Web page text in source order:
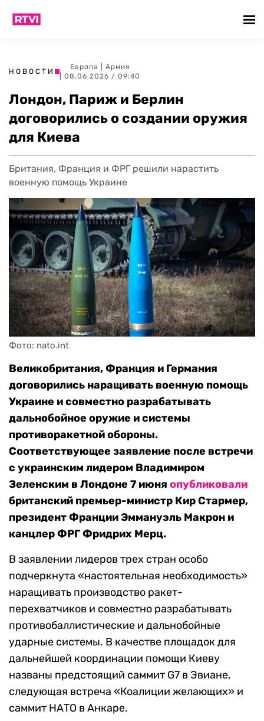
НОВОСТИ
Европа
Армия
| 08.06.2026 / 09:40
Лондон, Париж и Берлин
договорились о создании оружия
для Киева
Британия, Франция и ФРГ решили нарастить
военную помощь Украине
Фото: nato.int
Великобритания, Франция и Германия
договорились наращивать военную помощь
Украине и совместно разрабатывать
дальнобойное оружие и системы
противоракетной обороны.
Соответствующее заявление после встречи
с украинским лидером Владимиром
Зеленским в Лондоне 7 июня опубликовали
британский премьер-министр Кир Стармер,
президент Франции Эммануэль Макрон и
канцлер ФРГ Фридрих Мерц.
В заявлении лидеров трех стран особо
подчеркнута «настоятельная необходимость»
наращивать производство ракет-
перехватчиков и совместно разрабатывать
противобаллистические и дальнобойные
ударные системы. В качестве площадок для
дальнейшей координации помощи Киеву
названы предстоящий саммит G7 в Эвиане,
следующая встреча «Коалиции желающих» и
саммит НАТО в Анкаре.